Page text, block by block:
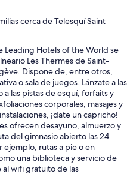
cerca de Telesquí Saint
Leading Hotels of the World se
Les Thermes de Saint-
Dispone de, entre otros,
o sala de juegos. Lánzate a las
las pistas de esquí, forfaits y
corporales, masajes y
¡date un capricho!
ofrecen desayuno, almuerzo y
del gimnasio abierto las 24
ejemplo, rutas a pie o en
una biblioteca y servicio de
wifi gratuito de las